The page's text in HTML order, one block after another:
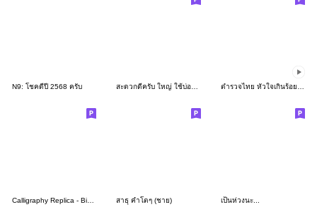
N9: โชคดีปี 2568 ครับ
Calligraphy Replica - Big Word Club สาธุ คำโตๆ (ชาย) เป็นห่วงนะ...